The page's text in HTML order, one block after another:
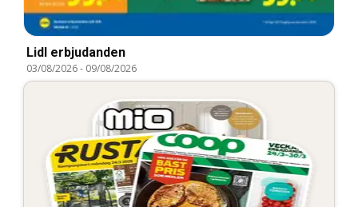
Lidl erbjudanden
03/08/2026- 09/08/2026